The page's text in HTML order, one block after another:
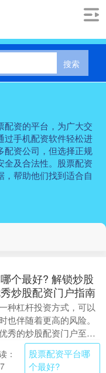
搜索
配资的平台，为广大交
过手机配资软件轻松进
配资公司，但选择正规
全及合法性。股票配资
帮助他们找到适合自
个最好? 解锁炒股
炒股配资门户指南
种杠杆投资方式，可以
也伴随着更高的风险。
秀的炒股配资门户至关
券（Interactive B....
：
股票配资平台哪
个最好?